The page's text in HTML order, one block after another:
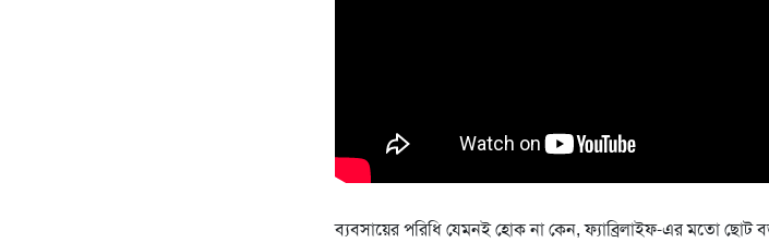
ব্যবসায়ের পরিধি যেমনই হোক না কেন, ফ্যাব্রিলাইফ-এর মতো ছোট